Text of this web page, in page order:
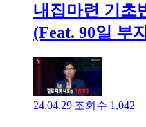
내집마련 기초
(Feat. 90일 부
24.04.29|조회수 1,042